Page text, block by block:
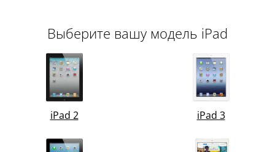
Выберите вашу модель iPad
iPad 2 iPad 3